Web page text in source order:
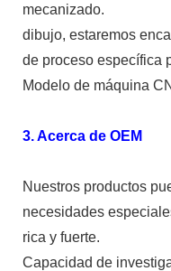
mecanizado.
dibujo, estaremos
de proceso específica
Modelo de máquina
3. Acerca de OEM
Nuestros productos
necesidades
rica y fuerte.
Capacidad de